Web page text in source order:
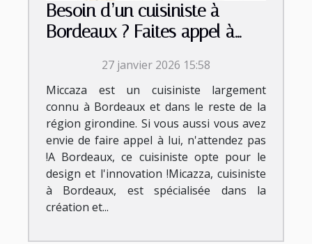
Besoin d’un cuisiniste à
Bordeaux ? Faites appel à
27 janvier 2026 15:58
Miccaza est un cuisiniste largement
connu à Bordeaux et dans le reste de la
région girondine. Si vous aussi vous avez
envie de faire appel à lui, n'attendez pas
!A Bordeaux, ce cuisiniste opte pour le
design et l'innovation !Micazza, cuisiniste
à Bordeaux, est spécialisée dans la
création et...